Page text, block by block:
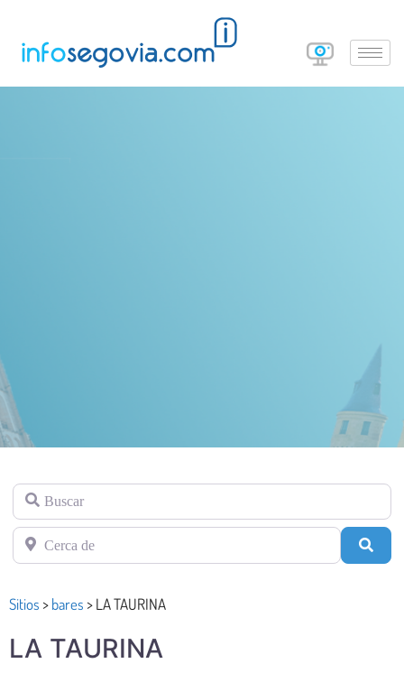
Buscar
Cerca de
Sitios >bares >LA TAURINA
LA TAURINA